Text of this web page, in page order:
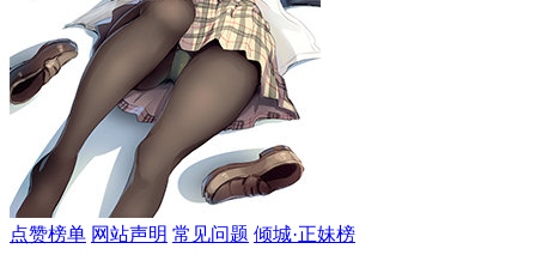
点赞榜单 网站声明 常见问题 倾城·正妹榜